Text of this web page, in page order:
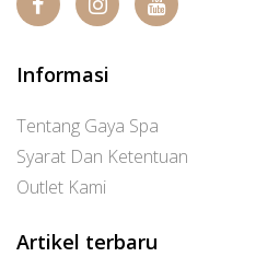
Informasi
Tentang Gaya Spa
Syarat Dan Ketentuan
Outlet Kami
Artikel terbaru